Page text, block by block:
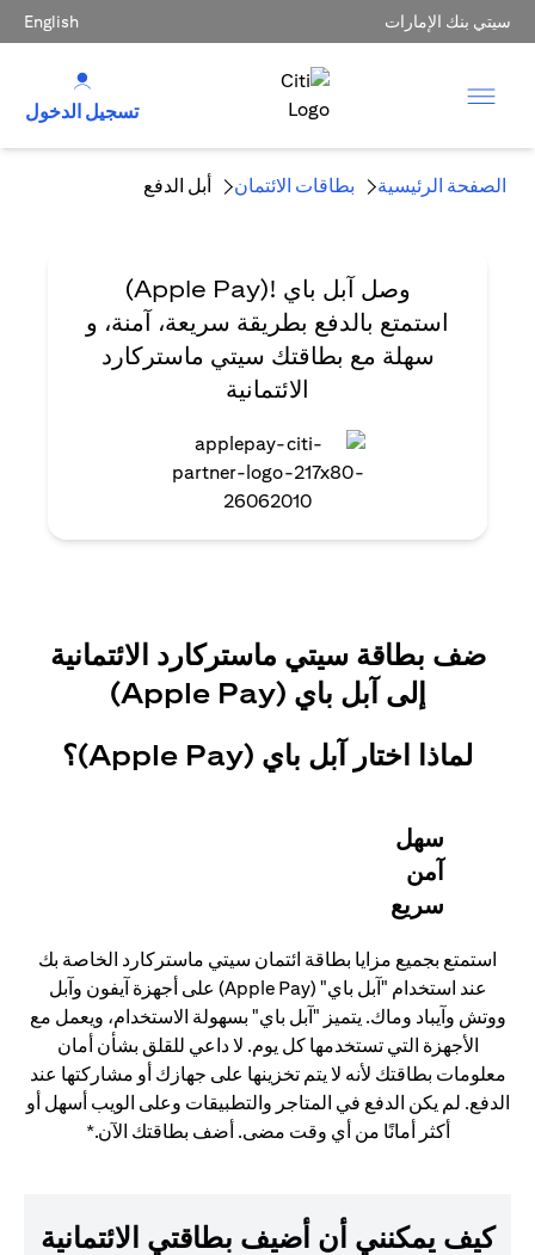
سيتي بنك الإمارات English
تسجيل الدخول
الصفحة الرئيسية بطاقات الائتمان أبل الدفع
وصل آبل باي !(Apple Pay)
استمتع بالدفع بطريقة سريعة، آمنة، و
سهلة مع بطاقتك سيتي ماستركارد
الائتمانية
ضف بطاقة سيتي ماستركارد الائتمانية
إلى آبل باي (Apple Pay)
لماذا اختار آبل باي (Apple Pay)؟
سهل
آمن
سريع
استمتع بجميع مزايا بطاقة ائتمان سيتي ماستركارد الخاصة بك
عند استخدام "آبل باي" (Apple Pay) على أجهزة آيفون وآبل
ووتش وآيباد وماك. يتميز "آبل باي" بسهولة الاستخدام، ويعمل مع
الأجهزة التي تستخدمها كل يوم. لا داعي للقلق بشأن أمان
معلومات بطاقتك لأنه لا يتم تخزينها على جهازك أو مشاركتها عند
الدفع. لم يكن الدفع في المتاجر والتطبيقات وعلى الويب أسهل أو
أكثر أمانًا من أي وقت مضى. أضف بطاقتك الآن.*
كيف يمكنني أن أضيف بطاقتي الائتمانية